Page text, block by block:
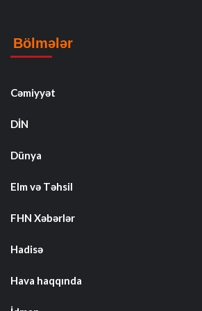
Bölmələr
Cəmiyyət
DİN
Dünya
Elm və Təhsil
FHN Xəbərlər
Hadisə
Hava haqqında